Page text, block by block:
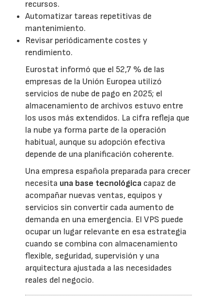
recursos.
Automatizar tareas repetitivas de
mantenimiento.
Revisar periódicamente costes y
rendimiento.
Eurostat informó que el 52,7 % de las
empresas de la Unión Europea utilizó
servicios de nube de pago en 2025; el
almacenamiento de archivos estuvo entre
los usos más extendidos. La cifra refleja que
la nube ya forma parte de la operación
habitual, aunque su adopción efectiva
depende de una planificación coherente.
Una empresa española preparada para crecer
necesita una base tecnológica capaz de
acompañar nuevas ventas, equipos y
servicios sin convertir cada aumento de
demanda en una emergencia. El VPS puede
ocupar un lugar relevante en esa estrategia
cuando se combina con almacenamiento
flexible, seguridad, supervisión y una
arquitectura ajustada a las necesidades
reales del negocio.